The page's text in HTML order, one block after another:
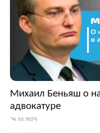
Михаил Беньяш о
адвокатуре
26.10.2023